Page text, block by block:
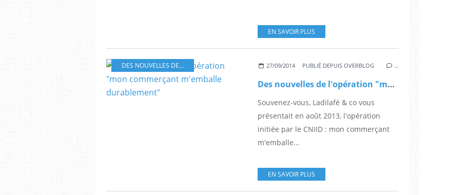
EN SAVOIR PLUS
DES NOUVELLES DE... 27/09/2014 PUBLIÉ DEPUIS OVERBLOG …
Des nouvelles de l'opération "mon commerçant m'emballe durablement"
Souvenez-vous, Ladilafé & co vous
présentait en août 2013, l'opération
initiée par le CNIID : mon commerçant
m'emballe...
EN SAVOIR PLUS